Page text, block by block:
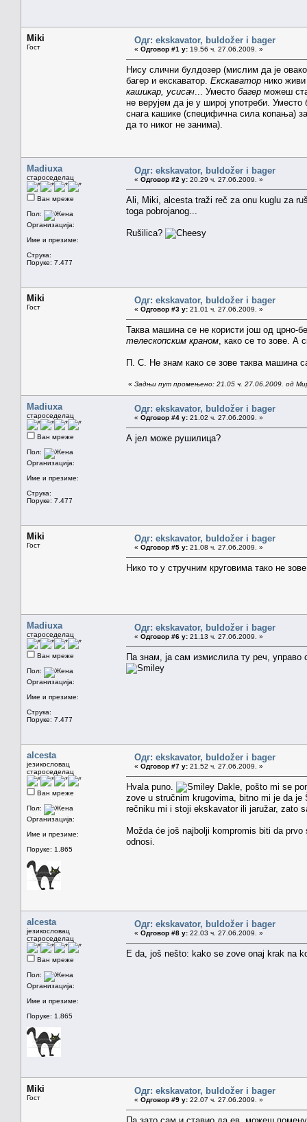
Miki
Гост
Одг: ekskavator, buldožer i bager
« Одговор #1 у: 19.56 ч. 27.06.2009. »
Нису слични булдозер (мислим да је
багер и екскаватор. Екскаватор нико
кашикар, усисач ... Уместо багер можеш
не верујем да је у широј употреби. Уместо
снага кашике (специфична сила копања)
да то никог не занима).
Madiuxa
староседелац
Ван мреже
Пол:
Организација:
Име и презиме:
Струка:
Поруке: 7.477
Одг: ekskavator, buldožer i bager
« Одговор #2 у: 20.29 ч. 27.06.2009. »
Ali, Miki, alcesta traži reč za onu kuglu za
toga pobrojanog...
Rušilica?
Miki
Гост
Одг: ekskavator, buldožer i bager
« Одговор #3 у: 21.01 ч. 27.06.2009. »
Таква машина се не користи још од црно-
телескопским краном , како се то зове.
П. С. Не знам како се зове таква машина
« Задњи пут промењено: 21.05 ч. 27.06.2009. од
Madiuxa
староседелац
Ван мреже
Пол:
Организација:
Име и презиме:
Струка:
Поруке: 7.477
Одг: ekskavator, buldožer i bager
« Одговор #4 у: 21.02 ч. 27.06.2009. »
А јел може рушилица?
Miki
Гост
Одг: ekskavator, buldožer i bager
« Одговор #5 у: 21.08 ч. 27.06.2009. »
Нико то у стручним круговима тако не
Madiuxa
староседелац
Ван мреже
Пол:
Организација:
Име и презиме:
Струка:
Поруке: 7.477
Одг: ekskavator, buldožer i bager
« Одговор #6 у: 21.13 ч. 27.06.2009. »
Па знам, ја сам измислила ту реч,
alcesta
језикословац
староседелац
Ван мреже
Пол:
Организација:
Име и презиме:
Поруке: 1.865
Одг: ekskavator, buldožer i bager
« Одговор #7 у: 21.52 ч. 27.06.2009. »
Hvala puno.
Dakle, pošto mi se
zove u stručnim krugovima, bitno mi je da je
rečniku mi i stoji ekskavator ili jaružar, zato
Možda će još najbolji kompromis biti da
odnosi.
alcesta
језикословац
староседелац
Ван мреже
Пол:
Организација:
Име и презиме:
Поруке: 1.865
Одг: ekskavator, buldožer i bager
« Одговор #8 у: 22.03 ч. 27.06.2009. »
E da, još nešto: kako se zove onaj krak na
Miki
Гост
Одг: ekskavator, buldožer i bager
« Одговор #9 у: 22.07 ч. 27.06.2009. »